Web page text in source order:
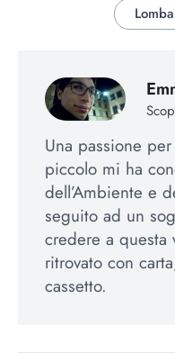
Una passione
piccolo mi ha
dell’Ambiente e
seguito ad un
credere a questa
ritrovato con
cassetto.